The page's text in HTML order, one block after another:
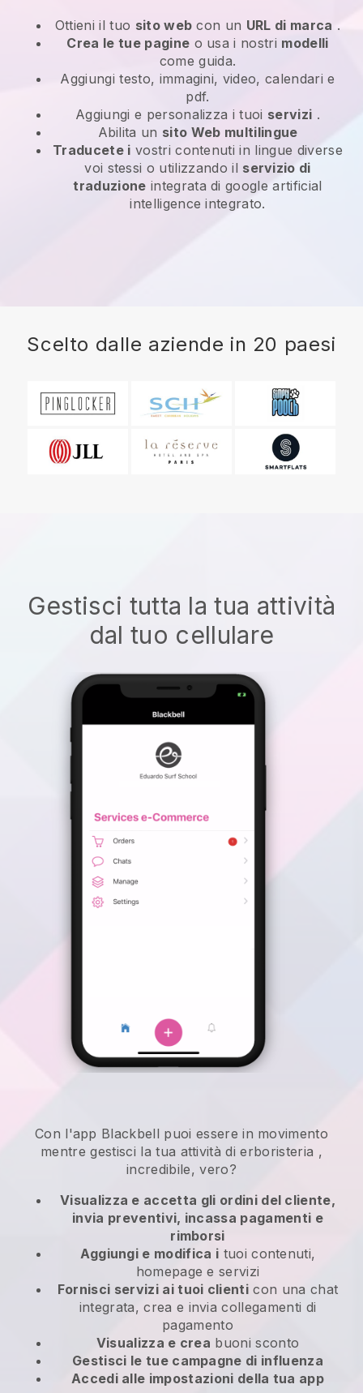
Ottieni il tuo sito web con un URL di marca .
Crea le tue pagine o usa i nostri modelli
come guida.
Aggiungi testo, immagini, video, calendari e
pdf.
Aggiungi e personalizza i tuoi servizi .
Abilita un sito Web multilingue
Traducete i vostri contenuti in lingue diverse
voi stessi o utilizzando il servizio di
traduzione integrata di google artificial
intelligence integrato.
Scelto dalle aziende in 20 paesi
Gestisci tutta la tua attività
dal tuo cellulare
Con l'app Blackbell puoi essere in movimento
mentre gestisci la tua attività di erboristeria ,
incredibile, vero?
Visualizza e accetta gli ordini del cliente,
invia preventivi, incassa pagamenti e
rimborsi
Aggiungi e modifica i tuoi contenuti,
homepage e servizi
Fornisci servizi ai tuoi clienti con una chat
integrata, crea e invia collegamenti di
pagamento
Visualizza e crea buoni sconto
Gestisci le tue campagne di influenza
Accedi alle impostazioni della tua app